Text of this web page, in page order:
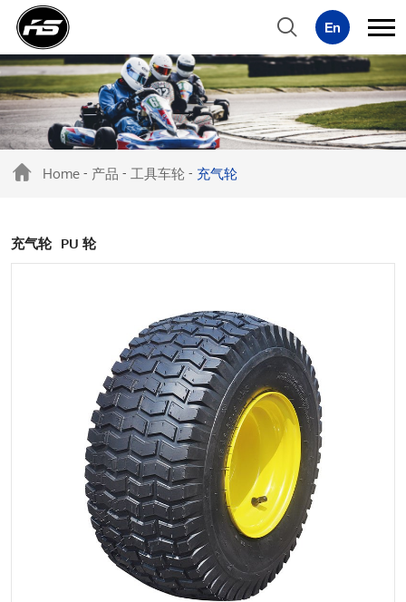
Home - 产品 - 工具车轮 - 充气轮
充气轮 PU 轮